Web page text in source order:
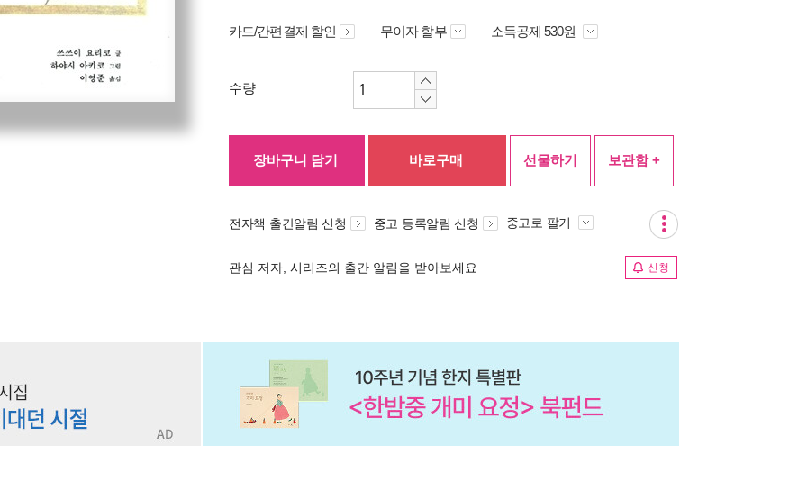
카드/간편결제 할인 무이자 할부 소득공제 530원
수량
장바구니 담기 바로구매 선물하기 보관함 +
전자책 출간알림 신청 중고 등록알림 신청 중고로 팔기
관심 저자, 시리즈의 출간 알림을 받아보세요 신청